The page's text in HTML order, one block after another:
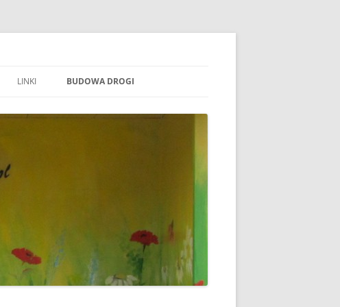
LINKI
OLSZTYN
GMINA BARCZEWO DYŻURY RADNYCH
BUDOWA DROGI